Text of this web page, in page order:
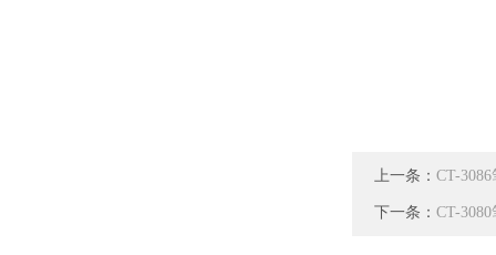
上一条： CT-
下一条： CT-